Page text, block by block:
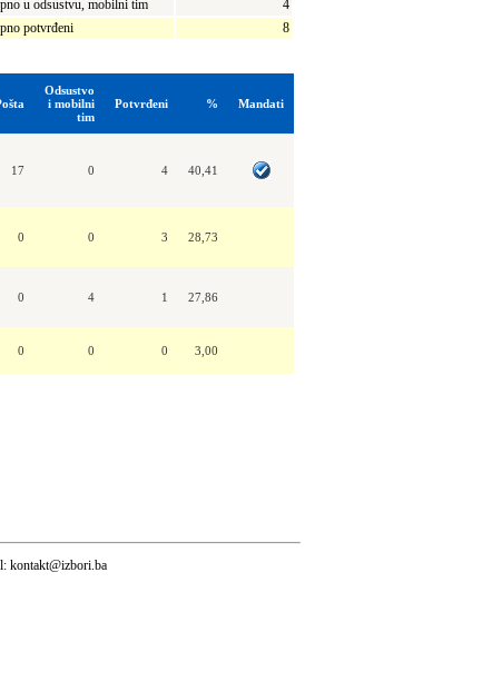
u odsustvu, mobilni tim
4
potvrđeni
8
Odsustvo
i mobilni
tim
Potvrđeni % Mandati
17 0 4 40,41
0 0 3 28,73
0 4 1 27,86
0 0 0 3,00
kontakt@izbori.ba